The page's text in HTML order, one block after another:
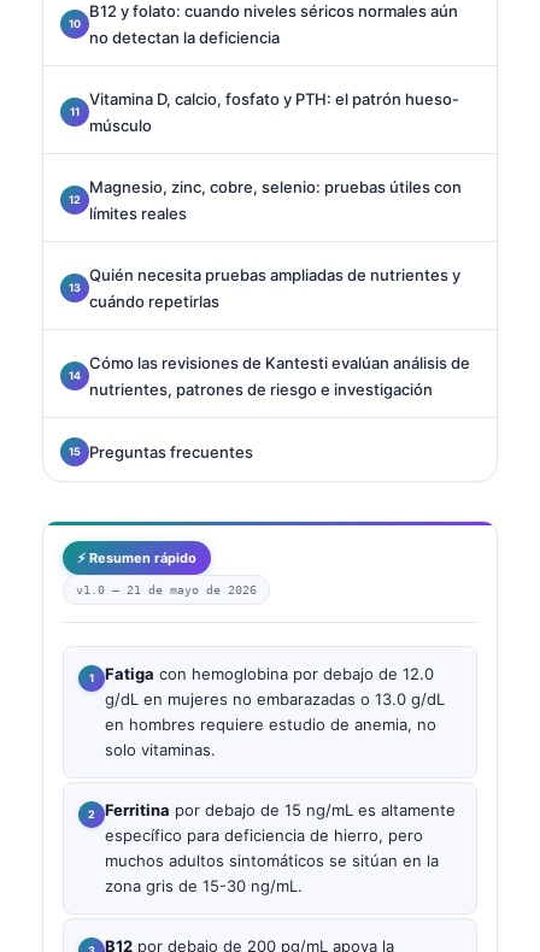
B12 y folato: cuando niveles séricos normales aún
no detectan la deficiencia
Vitamina D, calcio, fosfato y PTH: el patrón hueso-
músculo
Magnesio, zinc, cobre, selenio: pruebas útiles con
límites reales
Quién necesita pruebas ampliadas de nutrientes y
cuándo repetirlas
Cómo las revisiones de Kantesti evalúan análisis de
nutrientes, patrones de riesgo e investigación
Preguntas frecuentes
⚡ Resumen rápido
v1.0 — 21 de mayo de 2026
Fatiga con hemoglobina por debajo de 12.0
g/dL en mujeres no embarazadas o 13.0 g/dL
en hombres requiere estudio de anemia, no
solo vitaminas.
Ferritina por debajo de 15 ng/mL es altamente
específico para deficiencia de hierro, pero
muchos adultos sintomáticos se sitúan en la
zona gris de 15-30 ng/mL.
B12 por debajo de 200 pg/mL apoya la